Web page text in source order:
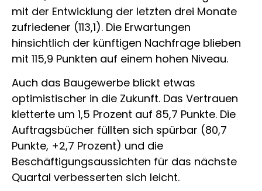
mit der Entwicklung der letzten drei Monate
zufriedener (113,1). Die Erwartungen
hinsichtlich der künftigen Nachfrage blieben
mit 115,9 Punkten auf einem hohen Niveau.
Auch das Baugewerbe blickt etwas
optimistischer in die Zukunft. Das Vertrauen
kletterte um 1,5 Prozent auf 85,7 Punkte. Die
Auftragsbücher füllten sich spürbar (80,7
Punkte, +2,7 Prozent) und die
Beschäftigungsaussichten für das nächste
Quartal verbesserten sich leicht.